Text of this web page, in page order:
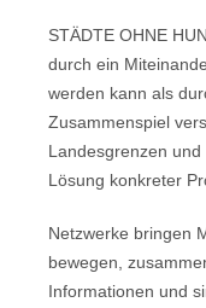
STÄDTE OHNE
durch ein
werden kann als
Zusammenspiel
Landesgrenzen
Lösung konkreter
Netzwerke bringen
bewegen,
Informationen und